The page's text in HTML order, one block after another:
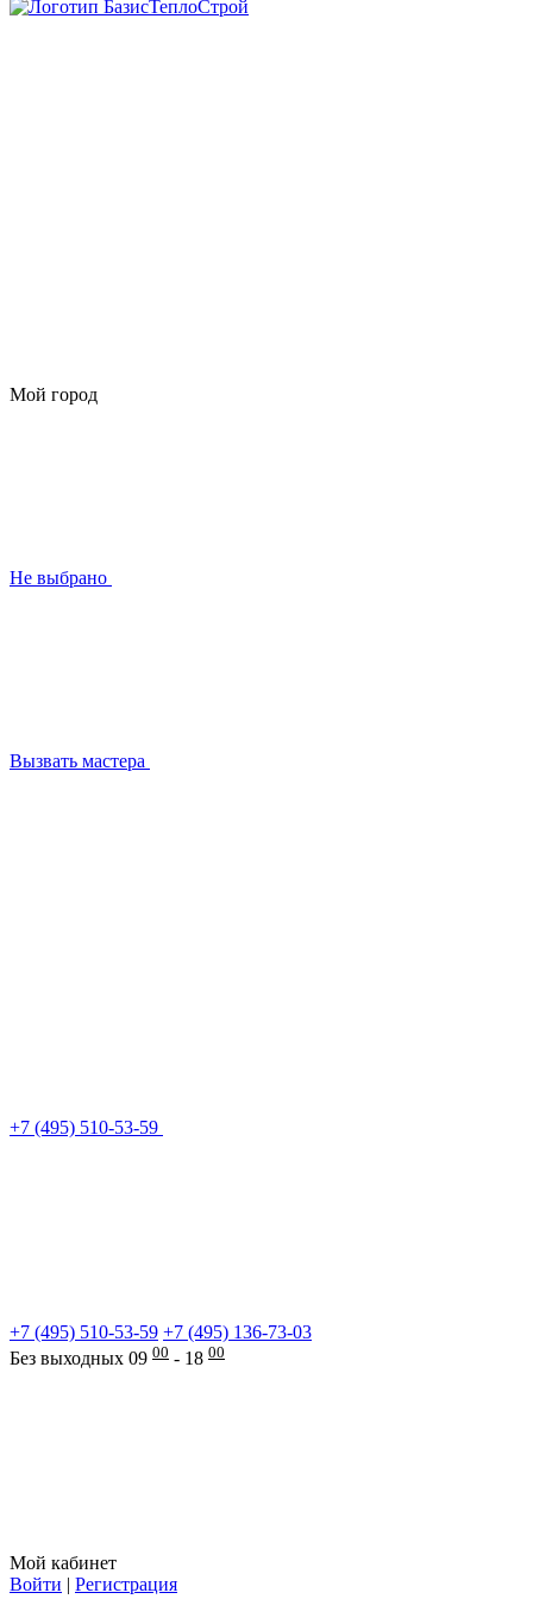
Мой город
Не выбрано
Вызвать мастера
+7 (495) 510-53-59
+7 (495) 510-53-59 +7 (495) 136-73-03
Без выходных 09 00 - 18 00
Мой кабинет
Войти | Регистрация